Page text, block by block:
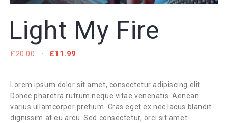
Light My Fire
£20.00
ERA:
£20.00.
£11.99
É:
£11.99.
Lorem ipsum dolor sit amet, consectetur adipiscing elit.
Donec pharetra rutrum neque vitae venenatis. Aenean
varius ullamcorper pretium. Cras eget ex nec lacus blandit
dignissim at eu arcu. Sed consectetur, orci sit amet